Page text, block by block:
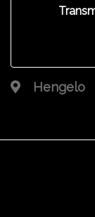
Hengelo